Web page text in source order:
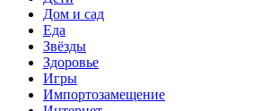
Дом и сад
Еда
Звёзды
Здоровье
Игры
Импортозамещение